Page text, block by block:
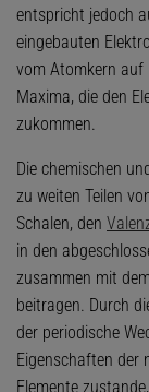
entspricht jedoch
eingebauten
vom Atomkern auf
Maxima, die den
zukommen.
Die chemischen
zu weiten Teilen
Schalen, den
in den
zusammen mit
beitragen. Durch
der periodische
Eigenschaften der
Elemente